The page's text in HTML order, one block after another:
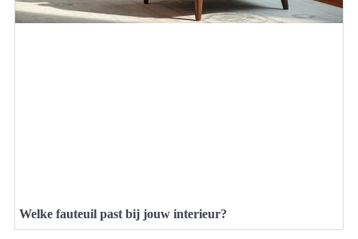
Welke fauteuil past bij jouw interieur?